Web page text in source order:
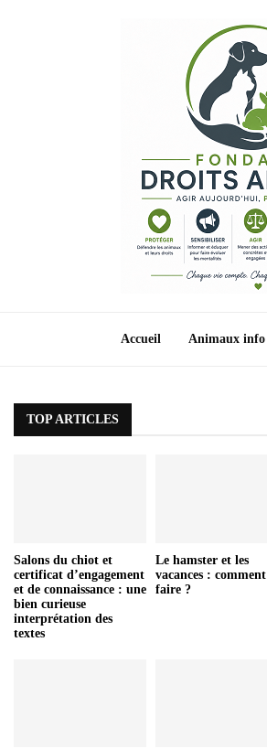
Accueil Animaux info
TOP ARTICLES
Salons du chiot et
certificat d’engagement
et de connaissance : une
bien curieuse
interprétation des
textes
Le hamster et les
vacances : comment
faire ?